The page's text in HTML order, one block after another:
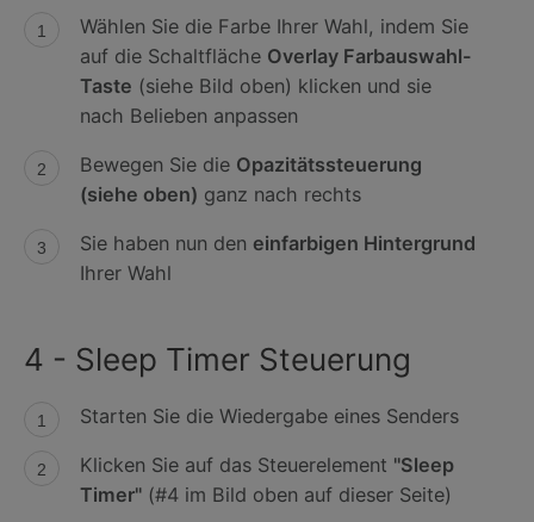
Wählen Sie die Farbe Ihrer Wahl, indem Sie
auf die Schaltfläche Overlay Farbauswahl-
Taste (siehe Bild oben) klicken und sie
nach Belieben anpassen
Bewegen Sie die Opazitätssteuerung
(siehe oben) ganz nach rechts
Sie haben nun den einfarbigen Hintergrund
Ihrer Wahl
4 - Sleep Timer Steuerung
Starten Sie die Wiedergabe eines Senders
Klicken Sie auf das Steuerelement "Sleep
Timer"(#4 im Bild oben auf dieser Seite)